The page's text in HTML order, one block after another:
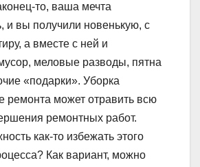
то, ваша мечта
и вы получили новенькую, с
а вместе с ней и
меловые разводы, пятна
«подарки». Уборка
ремонта может отравить всю
ремонтных работ.
как-то избежать этого
Как вариант, можно